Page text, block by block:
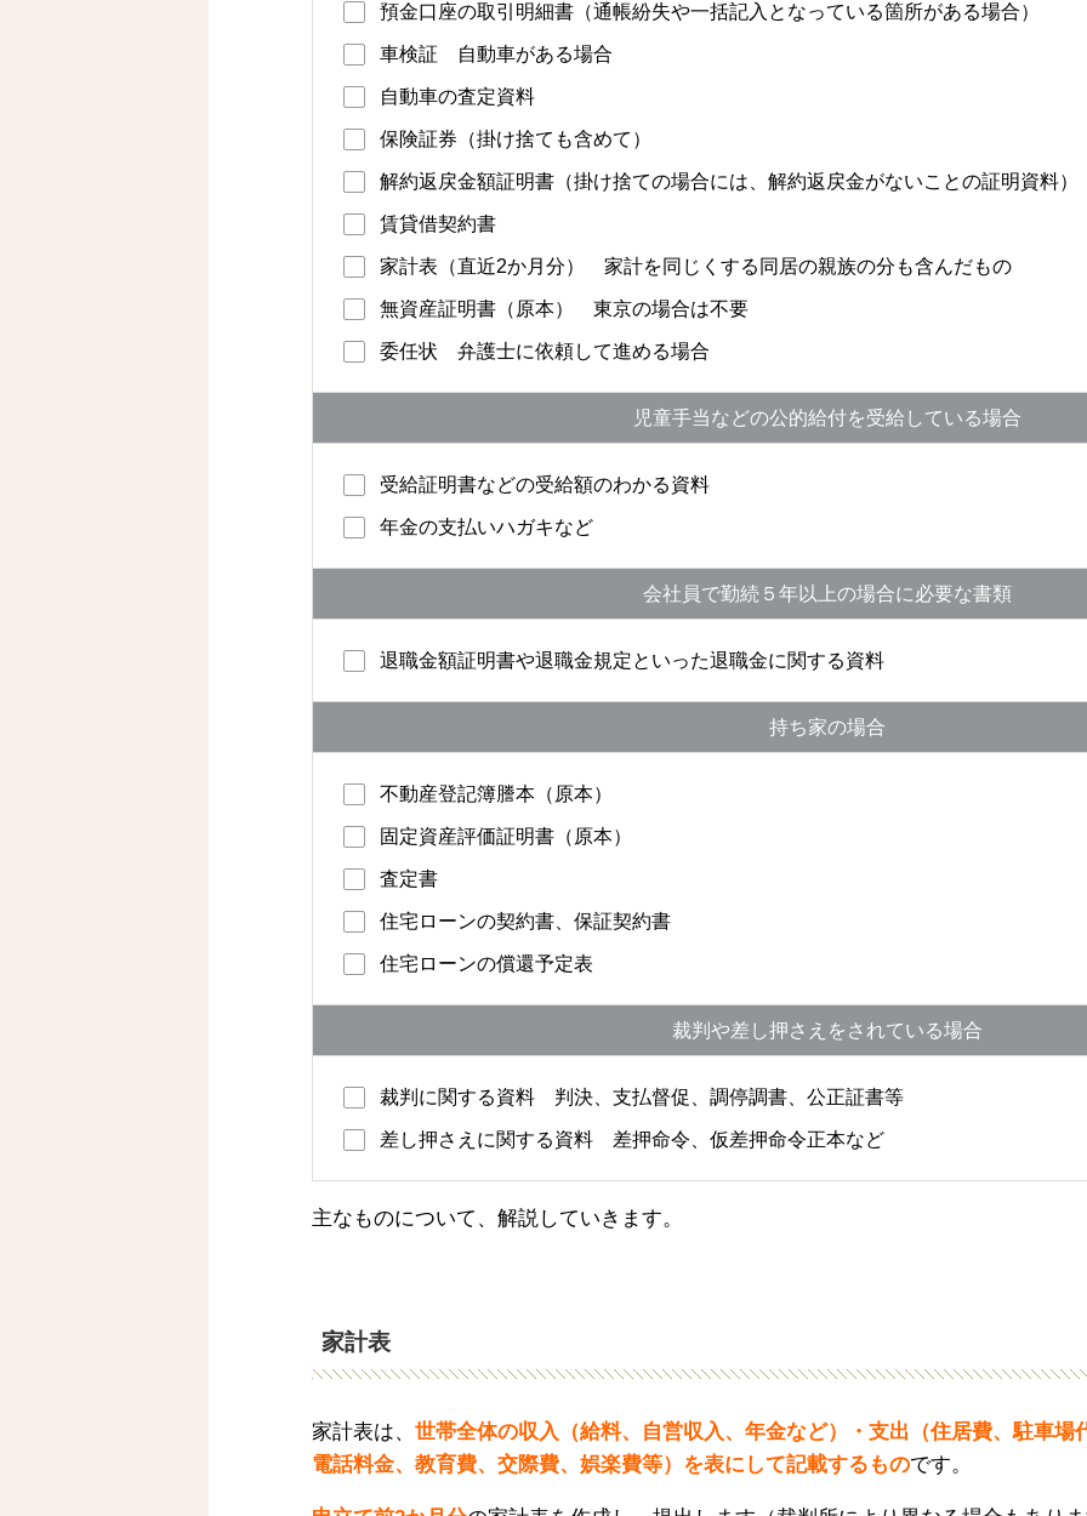
預金口座の取引明細書（通帳紛失や一括記入となっている箇所がある場合）
車検証 自動車がある場合
自動車の査定資料
保険証券（掛け捨ても含めて）
解約返戻金額証明書（掛け捨ての場合には、解約返戻金がないことの証明資料）
賃貸借契約書
家計表（直近2か月分） 家計を同じくする同居の親族の分も含んだもの
無資産証明書（原本） 東京の場合は不要
委任状 弁護士に依頼して進める場合
児童手当などの公的給付を受給している場合
受給証明書などの受給額のわかる資料
年金の支払いハガキなど
会社員で勤続５年以上の場合に必要な書類
退職金額証明書や退職金規定といった退職金に関する資料
持ち家の場合
不動産登記簿謄本（原本）
固定資産評価証明書（原本）
査定書
住宅ローンの契約書、保証契約書
住宅ローンの償還予定表
裁判や差し押さえをされている場合
裁判に関する資料 判決、支払督促、調停調書、公正証書等
差し押さえに関する資料 差押命令、仮差押命令正本など
主なものについて、解説していきます。
家計表
家計表は、 世帯全体の収入（給料、自営収入、年金など）・支出（住居費、駐車場
電話料金、教育費、交際費、娯楽費等）を表にして記載するものです。